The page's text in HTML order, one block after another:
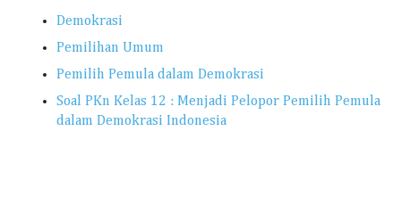
Demokrasi
Pemilihan Umum
Pemilih Pemula dalam Demokrasi
Soal PKn Kelas 12 : Menjadi Pelopor Pemilih Pemula
dalam Demokrasi Indonesia